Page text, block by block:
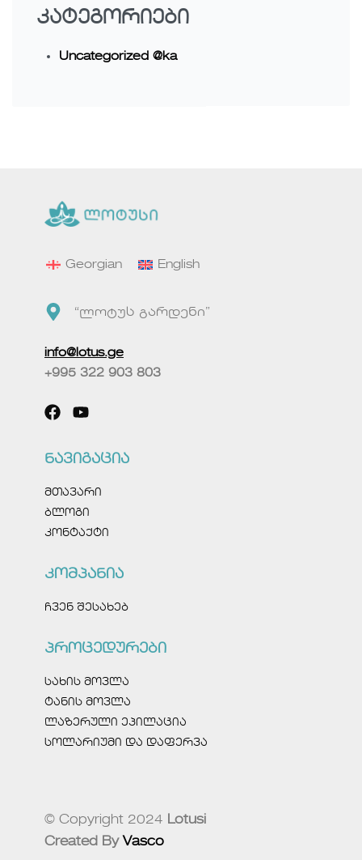
კატეგორიები
Uncategorized @ka
Georgian English
“ლოტუს გარდენი”
info@lotus.ge
+995 322 903 803
ნავიგაცია
მთავარი
ბლოგი
კონტაქტი
კომპანია
ჩვენ შესახებ
პროცედურები
სახის მოვლა
ტანის მოვლა
ლაზერული ეპილაცია
სოლარიუმი და დაფერვა
© Copyright 2024 Lotusi
Created By Vasco